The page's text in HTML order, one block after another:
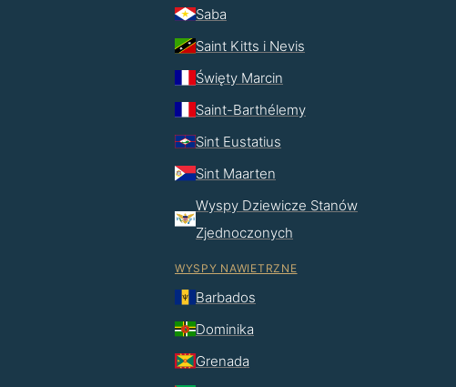
Saba
Saint Kitts i Nevis
Święty Marcin
Saint-Barthélemy
Sint Eustatius
Sint Maarten
Wyspy Dziewicze Stanów
Zjednoczonych
WYSPY NAWIETRZNE
Barbados
Dominika
Grenada